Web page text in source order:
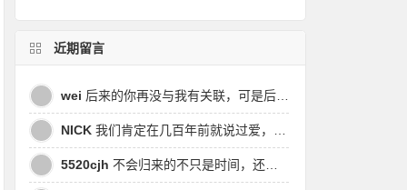
近期留言
wei 后来的你再没与我有关联，可是后来我的时间皆是你，都说地球是个圆，为何兜兜转转却走不到原点
NICK 我们肯定在几百年前就说过爱，今生却错过。此生无悔，与你爱过。茕茕孑立，且看我对酒当歌，与影对酌。
5520cjh 不会归来的不只是时间，还有曾经的我